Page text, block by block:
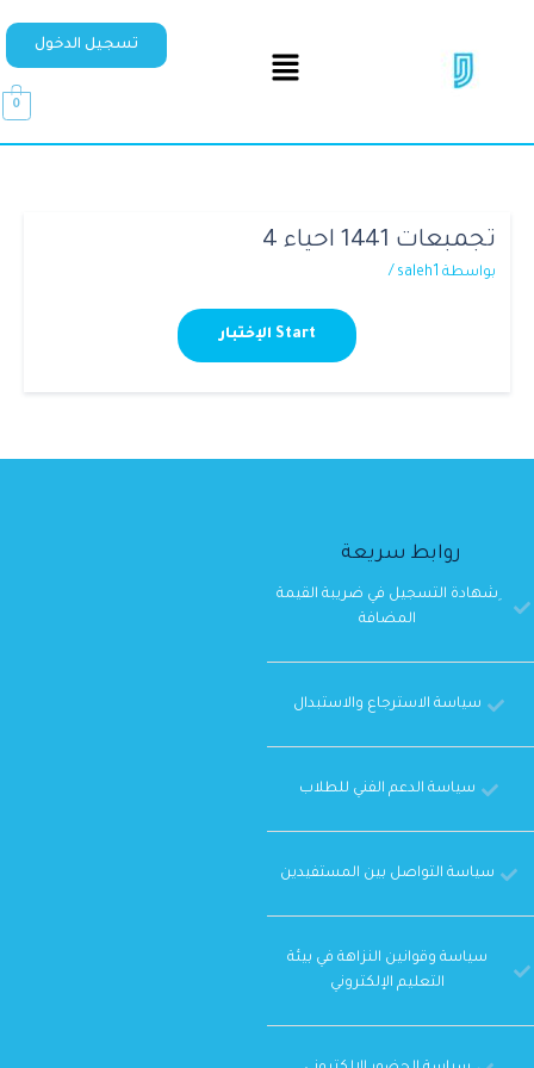
تسجيل الدخول
0
تجمبعات 1441 احياء 4
بواسطة saleh1
/
روابط سريعة
ِشهادة التسجيل في ضريبة القيمة
المضافة
سياسة الاسترجاع والاستبدال
سياسة الدعم الفني للطلاب
سياسة التواصل بين المستفيدين
سياسة وقوانين النزاهة في بيئة
التعليم الإلكتروني